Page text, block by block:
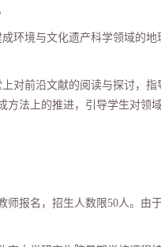
环境与文化遗产科学领域的
对前沿文献的阅读与探讨，
法上的推进，引导学生对领
师报名，招生人数限50人。由